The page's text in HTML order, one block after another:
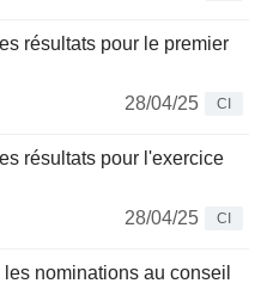
résultats pour le premier
28/04/25
CI
résultats pour l'exercice
28/04/25
CI
nominations au conseil